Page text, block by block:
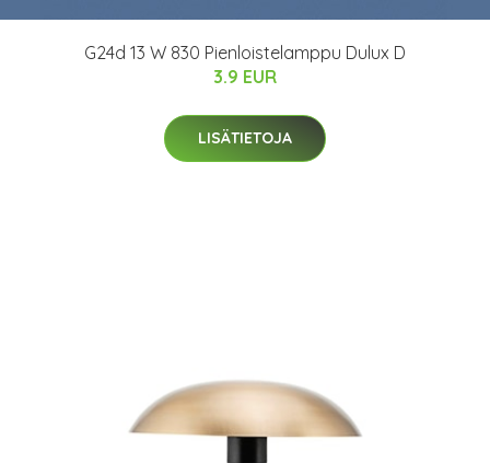
G24d 13 W 830 Pienloistelamppu Dulux D
3.9 EUR
LISÄTIETOJA